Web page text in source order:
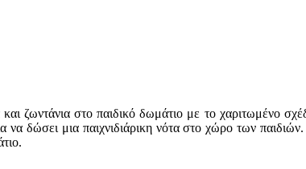
ζωντάνια στο παιδικό δωμάτιο με το χαριτωμένο
να δώσει μια παιχνιδιάρικη νότα στο χώρο των